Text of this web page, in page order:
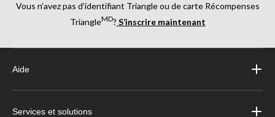
Vous n’avez pas d’identifiant Triangle ou de carte Récompenses
TriangleMD? S’inscrire maintenant
Aide
Services et solutions